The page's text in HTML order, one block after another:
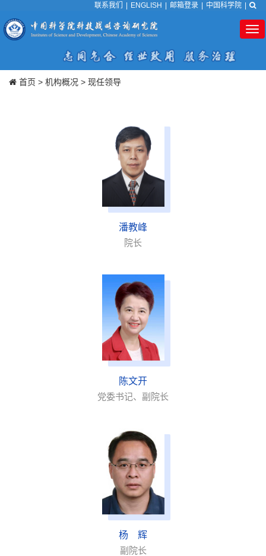
联系我们 ENGLISH 邮箱登录 中国科学院
首页 > 机构概况 > 现任领导
潘教峰
院长
陈文开
党委书记、副院长
杨 辉
副院长